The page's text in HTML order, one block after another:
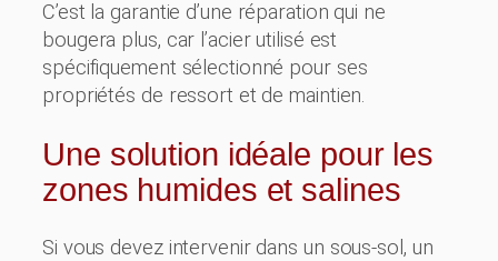
C’est la garantie d’une réparation qui ne
bougera plus, car l’acier utilisé est
spécifiquement sélectionné pour ses
propriétés de ressort et de maintien.
Une solution idéale pour les
zones humides et salines
Si vous devez intervenir dans un sous-sol, un